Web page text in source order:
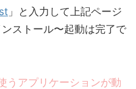
」と入力して上記ページ
ストール〜起動は完了で
うアプリケーションが動